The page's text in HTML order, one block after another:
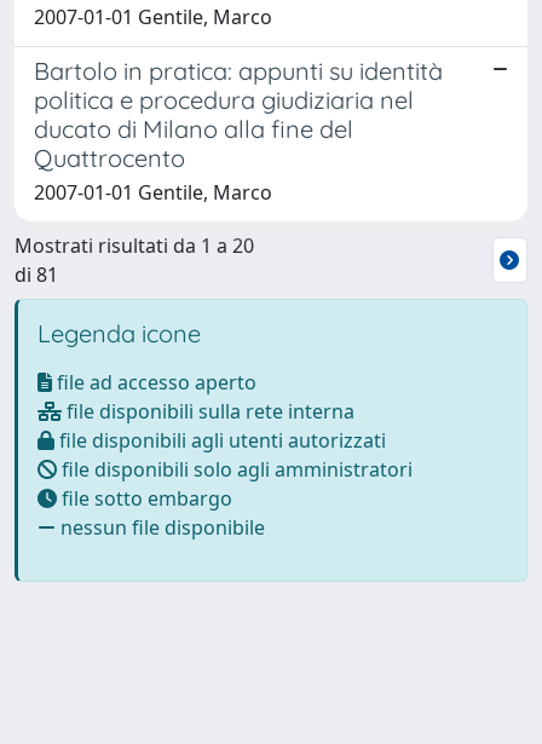
2007-01-01 Gentile, Marco
Bartolo in pratica: appunti su identità
politica e procedura giudiziaria nel
ducato di Milano alla fine del
Quattrocento
2007-01-01 Gentile, Marco
Mostrati risultati da 1 a 20
di 81
Legenda icone
file ad accesso aperto
file disponibili sulla rete interna
file disponibili agli utenti autorizzati
file disponibili solo agli amministratori
file sotto embargo
nessun file disponibile